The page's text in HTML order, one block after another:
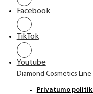
Facebook
TikTok
Youtube
Diamond Cosmetics
Privatumo